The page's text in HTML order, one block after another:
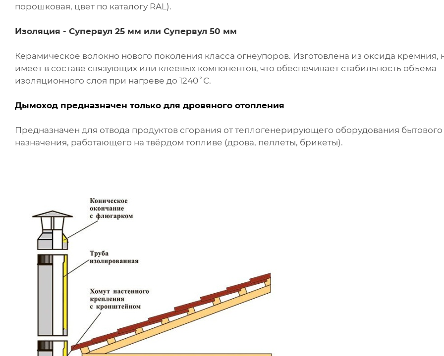
порошковая, цвет по каталогу RAL).
Изоляция - Супервул 25 мм или Супервул 50 мм
Керамическое волокно нового поколения класса огнеупоров. Изготовлена из оксида кремния,
имеет в составе связующих или клеевых компонентов, что обеспечивает стабильность объема
изоляционного слоя при нагреве до 1240˚С.
Дымоход предназначен только для дровяного отопления
Предназначен для отвода продуктов сгорания от теплогенерирующего оборудования бытового
назначения, работающего на твёрдом топливе (дрова, пеллеты, брикеты).